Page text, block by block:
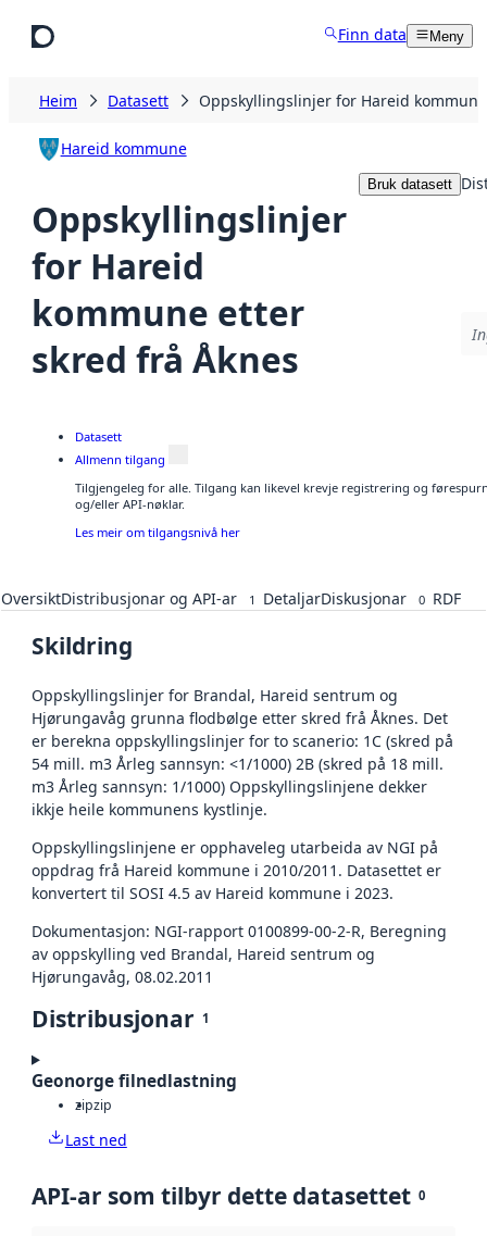
Finn data Meny
Heim Datasett Oppskyllingslinjer for Hareid
Hareid kommune
Oppskyllingslinjer
for Hareid
kommune etter
skred frå Åknes
Bruk datasett
Datasett
Allmenn tilgang
Tilgjengeleg for alle. Tilgang kan likevel krevje registrering og
og/eller API-nøklar.
Les meir om tilgangsnivå her
OversiktDistribusjonar og API-ar 1 DetaljarDiskusjonar 0 RDF
Skildring
Oppskyllingslinjer for Brandal, Hareid sentrum og
Hjørungavåg grunna flodbølge etter skred frå Åknes. Det
er berekna oppskyllingslinjer for to scanerio: 1C (skred på
54 mill. m3 Årleg sannsyn: <1/1000) 2B (skred på 18 mill.
m3 Årleg sannsyn: 1/1000) Oppskyllingslinjene dekker
ikkje heile kommunens kystlinje.
Oppskyllingslinjene er opphaveleg utarbeida av NGI på
oppdrag frå Hareid kommune i 2010/2011. Datasettet er
konvertert til SOSI 4.5 av Hareid kommune i 2023.
Dokumentasjon: NGI-rapport 0100899-00-2-R, Beregning
av oppskylling ved Brandal, Hareid sentrum og
Hjørungavåg, 08.02.2011
Distribusjonar 1
Geonorge filnedlastning
zipzip
Last ned
API-ar som tilbyr dette datasettet 0